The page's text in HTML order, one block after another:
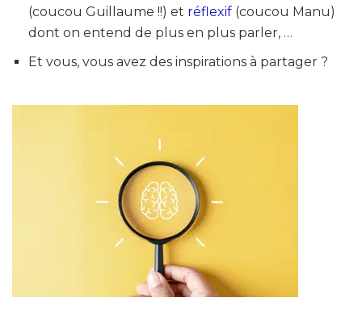
(coucou Guillaume !!) et réflexif (coucou Manu)
dont on entend de plus en plus parler, …
Et vous, vous avez des inspirations à partager ?